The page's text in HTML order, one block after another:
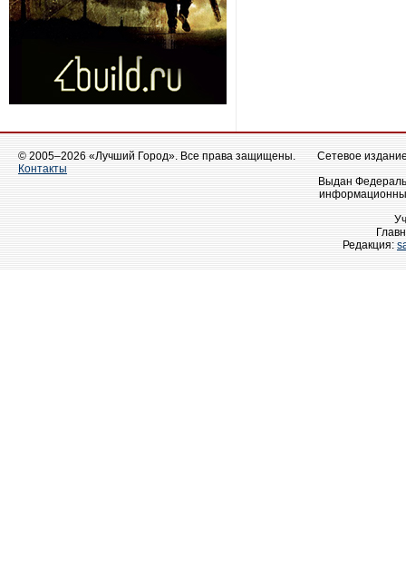
© 2005–2026 «Лучший Город». Все права защищены.
Контакты
Сетевое
Выдан
Редакция: